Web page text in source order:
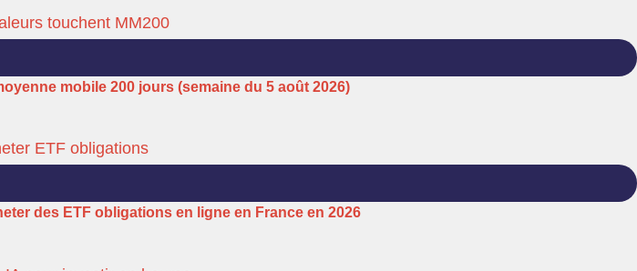
mobile 200 jours (semaine du 5 août 2026)
des ETF obligations en ligne en France en 2026